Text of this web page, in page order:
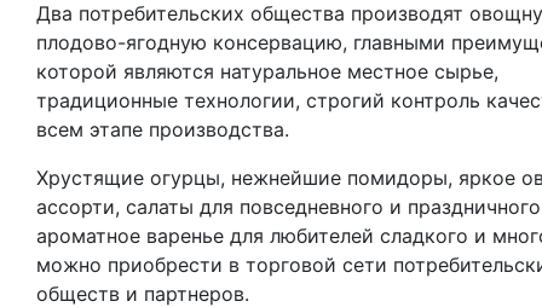
Два потребительских общества производят
плодово-ягодную консервацию, главными
которой являются натуральное местное сырье,
традиционные технологии, строгий контроль
всем этапе производства.
Хрустящие огурцы, нежнейшие помидоры, яркое
ассорти, салаты для повседневного и
ароматное варенье для любителей сладкого и
можно приобрести в торговой сети
обществ и партнеров.